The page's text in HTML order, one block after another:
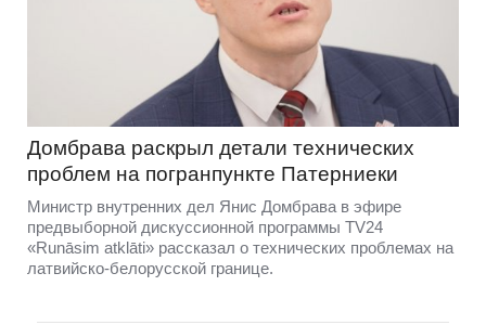
Домбравa раскрыл детали технических
проблем на погранпункте Патерниеки
Министр внутренних дел Янис Домбрава в эфире
предвыборной дискуссионной программы TV24
«Runāsim atklāti» рассказал о технических проблемах на
латвийско-белорусской границе.